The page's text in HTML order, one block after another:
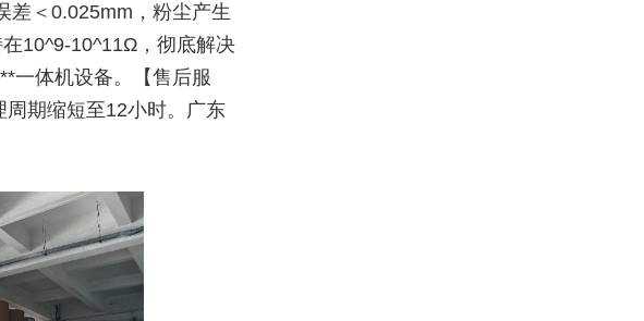
差＜0.025mm，粉尘产生
10^9-10^11Ω，彻底解决
一体机设备。【售后服
期缩短至12小时。广东